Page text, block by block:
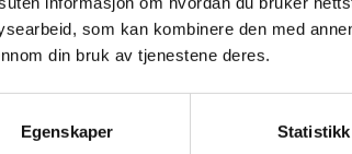
som kan kombinere den med
din bruk av tjenestene deres.
Egenskaper Statistikk
og drøm deg bort i vårt store